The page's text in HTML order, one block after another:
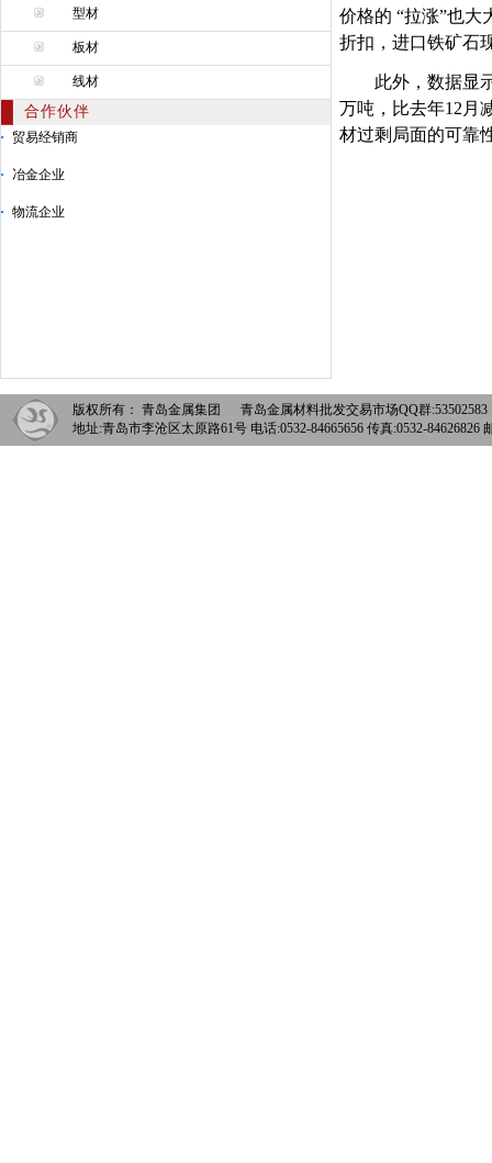
型材
板材
线材
合作伙伴
贸易经销商
冶金企业
物流企业
价格的 “拉涨”也
折扣，进口铁矿石
此外，数据显示
万吨，比去年12月
材过剩局面的可靠
版权所有： 青岛金属集团 青岛金属材料批发交易市场QQ群
地址:青岛市李沧区太原路61号 电话:0532-84665656 传真:0532-84626826